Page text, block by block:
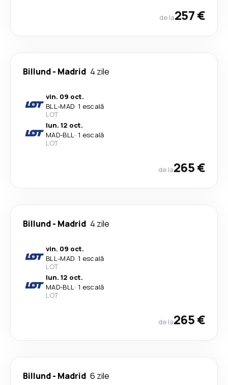
de la257 €
Billund- Madrid 4 zile
vin. 09 oct.
BLL-MAD· 1 escală
LOT
lun. 12 oct.
MAD-BLL· 1 escală
LOT
de la265 €
Billund- Madrid 4 zile
vin. 09 oct.
BLL-MAD· 1 escală
LOT
lun. 12 oct.
MAD-BLL· 1 escală
LOT
de la265 €
Billund- Madrid 6 zile